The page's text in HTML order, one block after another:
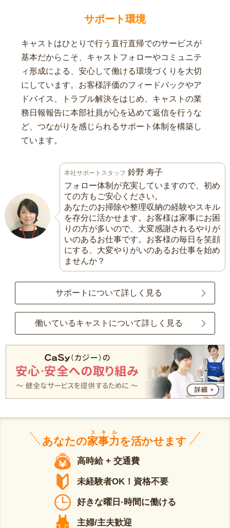
サポート環境
キャストはひとりで行う直行直帰でのサービスが
基本だからこそ、キャストフォローやコミュニテ
ィ形成による、安心して働ける環境づくりを大切
にしています。お客様評価のフィードバックやア
ドバイス、トラブル解決をはじめ、キャストの業
務日報報告に本部社員が心を込めて返信を行うな
ど、つながりを感じられるサポート体制を構築し
ています。
本社サポートスタッフ 鈴野 寿子
フォロー体制が充実していますので、初め
ての方もご安心ください。
あなたのお掃除や整理収納の経験やスキル
を存分に活かせます。お客様は家事にお困
りの方が多いので、大変感謝されるやりが
いのあるお仕事です。お客様の毎日を笑顔
にする、大変やりがいのあるお仕事を始め
ませんか？
サポートについて詳しく見る
働いているキャストについて詳しく見る
あなたの家事力
スキル
を活かせます
高時給 + 交通費
未経験者OK！資格不要
好きな曜日·時間に働ける
主婦/主夫歓迎